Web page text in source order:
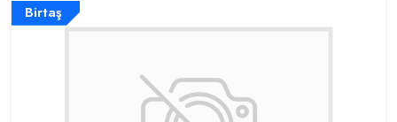
Birtaş